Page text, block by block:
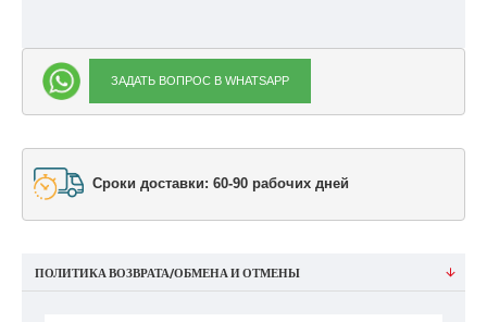
ЗАДАТЬ ВОПРОС В WHATSAPP
Сроки доставки: 60-90 рабочих дней
ПОЛИТИКА ВОЗВРАТА/ОБМЕНА И ОТМЕНЫ